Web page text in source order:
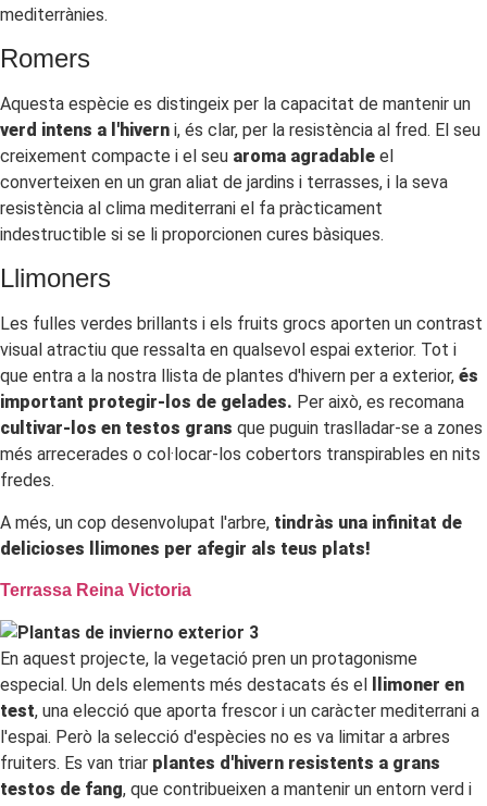
mediterrànies.
Romers
Aquesta espècie es distingeix per la capacitat de mantenir un
verd intens a l'hivern i, és clar, per la resistència al fred. El seu
creixement compacte i el seu aroma agradable el
converteixen en un gran aliat de jardins i terrasses, i la seva
resistència al clima mediterrani el fa pràcticament
indestructible si se li proporcionen cures bàsiques.
Llimoners
Les fulles verdes brillants i els fruits grocs aporten un contrast
visual atractiu que ressalta en qualsevol espai exterior. Tot i
que entra a la nostra llista de plantes d'hivern per a exterior, és
important protegir-los de gelades. Per això, es recomana
cultivar-los en testos grans que puguin traslladar-se a zones
més arrecerades o col·locar-los cobertors transpirables en nits
fredes.
A més, un cop desenvolupat l'arbre, tindràs una infinitat de
delicioses llimones per afegir als teus plats!
Terrassa Reina Victoria
En aquest projecte, la vegetació pren un protagonisme
especial. Un dels elements més destacats és el
llimoner en
test, una elecció que aporta frescor i un caràcter mediterrani a
l'espai. Però la selecció d'espècies no es va limitar a arbres
fruiters. Es van triar plantes d'hivern resistents a grans
testos de fang, que contribueixen a mantenir un entorn verd i